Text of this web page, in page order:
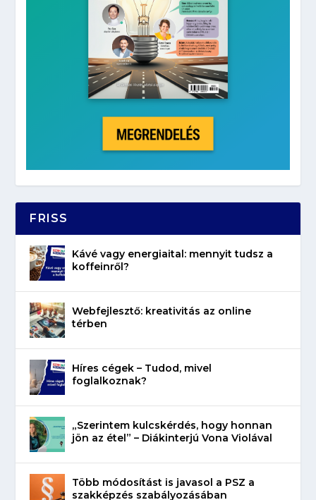
FRISS
Kávé vagy energiaital: mennyit tudsz a
koffeinről?
Webfejlesztő: kreativitás az online
térben
Híres cégek – Tudod, mivel
foglalkoznak?
„Szerintem kulcskérdés, hogy honnan
jön az étel” – Diákinterjú Vona Violával
Több módosítást is javasol a PSZ a
szakképzés szabályozásában